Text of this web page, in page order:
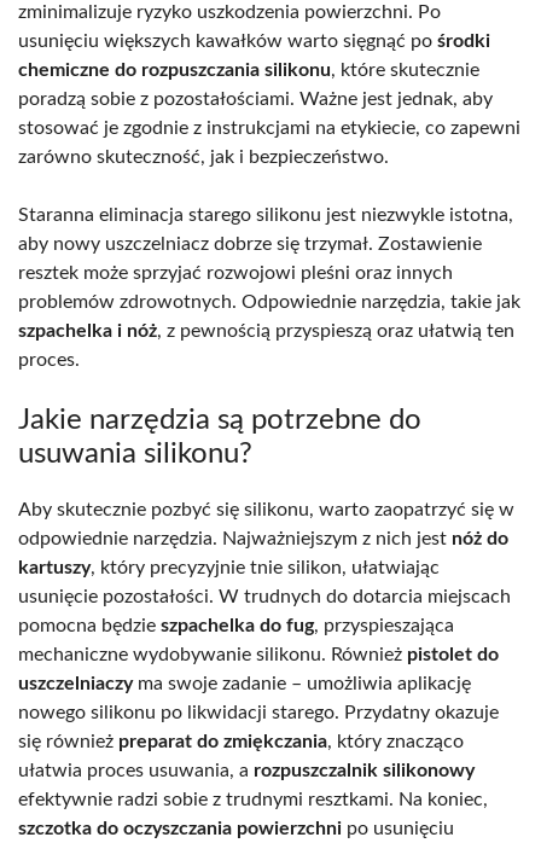
zminimalizuje ryzyko uszkodzenia powierzchni. Po
usunięciu większych kawałków warto sięgnąć po środki
chemiczne do rozpuszczania silikonu, które skutecznie
poradzą sobie z pozostałościami. Ważne jest jednak, aby
stosować je zgodnie z instrukcjami na etykiecie, co zapewni
zarówno skuteczność, jak i bezpieczeństwo.
Staranna eliminacja starego silikonu jest niezwykle istotna,
aby nowy uszczelniacz dobrze się trzymał. Zostawienie
resztek może sprzyjać rozwojowi pleśni oraz innych
problemów zdrowotnych. Odpowiednie narzędzia, takie jak
szpachelka i nóż, z pewnością przyspieszą oraz ułatwią ten
proces.
Jakie narzędzia są potrzebne do
usuwania silikonu?
Aby skutecznie pozbyć się silikonu, warto zaopatrzyć się w
odpowiednie narzędzia. Najważniejszym z nich jest nóż do
kartuszy, który precyzyjnie tnie silikon, ułatwiając
usunięcie pozostałości. W trudnych do dotarcia miejscach
pomocna będzie szpachelka do fug, przyspieszająca
mechaniczne wydobywanie silikonu. Również pistolet do
uszczelniaczyma swoje zadanie – umożliwia aplikację
nowego silikonu po likwidacji starego. Przydatny okazuje
się również preparat do zmiękczania, który znacząco
ułatwia proces usuwania, a rozpuszczalnik silikonowy
efektywnie radzi sobie z trudnymi resztkami. Na koniec,
szczotka do oczyszczania powierzchni po usunięciu